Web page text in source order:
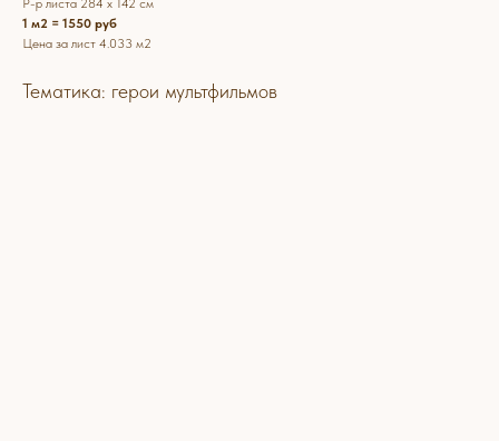
Р-р листа 284 х 142 см
1 м2 = 1550 руб
Цена за лист 4.033 м2
Тематика: герои мультфильмов